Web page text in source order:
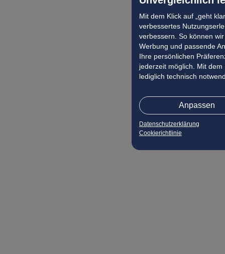
Mit dem Klick auf „geht
verbessertes
verbessern. So können
Werbung und passende
Ihre persönlichen
jederzeit möglich. Mit dem
lediglich technisch
Anpassen
Datenschutzerklärung
Cookierichtlinie